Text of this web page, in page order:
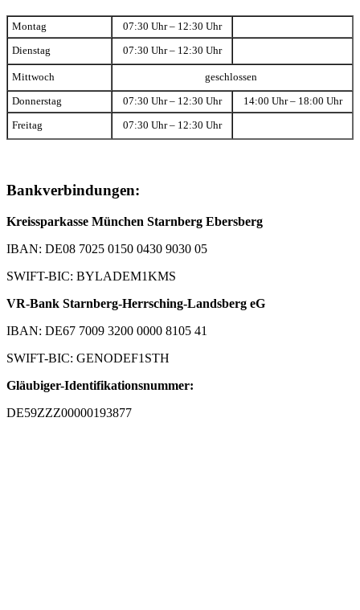
Montag 07:30 Uhr – 12:30 Uhr
Dienstag 07:30 Uhr – 12:30 Uhr
Mittwoch geschlossen
Donnerstag 07:30 Uhr – 12:30 Uhr 14:00 Uhr – 18:00 Uhr
Freitag 07:30 Uhr – 12:30 Uhr
Bankverbindungen:
Kreissparkasse München Starnberg Ebersberg
IBAN: DE08 7025 0150 0430 9030 05
SWIFT-BIC: BYLADEM1KMS
VR-Bank Starnberg-Herrsching-Landsberg eG
IBAN: DE67 7009 3200 0000 8105 41
SWIFT-BIC: GENODEF1STH
Gläubiger-Identifikationsnummer:
DE59ZZZ00000193877